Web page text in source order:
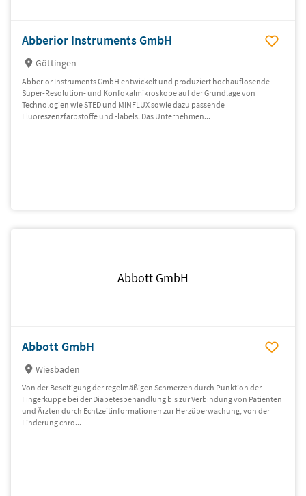
Abberior Instruments GmbH
Göttingen
Abberior Instruments GmbH entwickelt und produziert hochauflösende
Super-Resolution- und Konfokalmikroskope auf der Grundlage von
Technologien wie STED und MINFLUX sowie dazu passende
Fluoreszenzfarbstoffe und -labels. Das Unternehmen...
Abbott GmbH
Abbott GmbH
Wiesbaden
Von der Beseitigung der regelmäßigen Schmerzen durch Punktion der
Fingerkuppe bei der Diabetesbehandlung bis zur Verbindung von Patienten
und Ärzten durch Echtzeitinformationen zur Herzüberwachung, von der
Linderung chro...